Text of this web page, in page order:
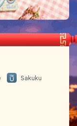
Sakuku